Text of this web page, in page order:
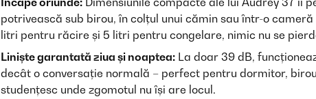
potrivească sub birou, în colțul unui cămin sau într-o cameră
litri pentru răcire și 5 litri pentru congelare, nimic nu se
Liniște garantată ziua și noaptea: La doar 39 dB,
decât o conversație normală – perfect pentru dormitor,
studențesc unde zgomotul nu își are locul.